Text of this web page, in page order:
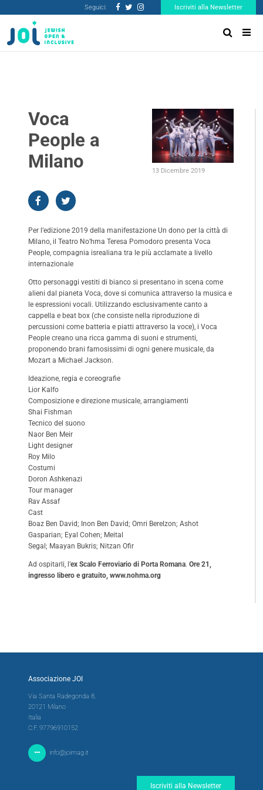
Seguici: Iscriviti alla Newsletter
Voca
People a
Milano
13 Dicembre 2019
Per l’edizione 2019 della manifestazione Un dono per la città di
Milano, il Teatro No’hma Teresa Pomodoro presenta Voca
People, compagnia isrealiana tra le più acclamate a livello
internazionale
Otto personaggi vestiti di bianco si presentano in scena come
alieni dal pianeta Voca, dove si comunica attraverso la musica e
le espressioni vocali. Utilizzando esclusivamente canto a
cappella e beat box (che consiste nella riproduzione di
percussioni come batteria e piatti attraverso la voce), i Voca
People creano una ricca gamma di suoni e strumenti,
proponendo brani famosissimi di ogni genere musicale, da
Mozart a Michael Jackson.
Ideazione, regia e coreografie
Lior Kalfo
Composizione e direzione musicale, arrangiamenti
Shai Fishman
Tecnico del suono
Naor Ben Meir
Light designer
Roy Milo
Costumi
Doron Ashkenazi
Tour manager
Rav Assaf
Cast
Boaz Ben David; Inon Ben David; Omri Berelzon; Ashot
Gasparian; Eyal Cohen; Meital
Segal; Maayan Bukris; Nitzan Ofir
Ad ospitarli, l’ex Scalo Ferroviario di Porta Romana. Ore 21,
ingresso libero e gratuito, www.nohma.org
Associazione JOI
Via Santa Radegonda 8,
20121 Milano
Italia
C.F. 97796910152
info@joimag.it
Iscriviti alla Newsletter